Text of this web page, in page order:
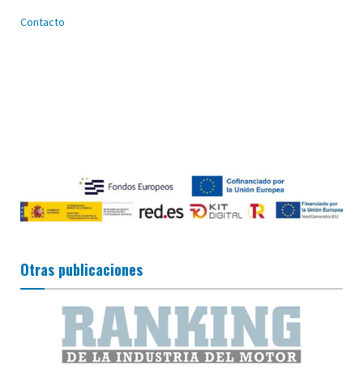
Contacto
Otras publicaciones